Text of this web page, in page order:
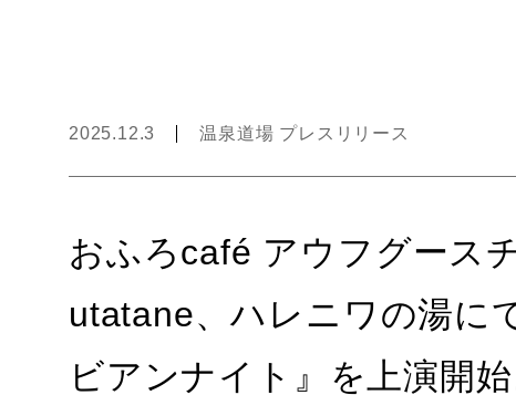
2025.12.3 温泉道場 プレスリリース
おふろcafé アウフグース
utatane、ハレニワの湯に
ビアンナイト』を上演開